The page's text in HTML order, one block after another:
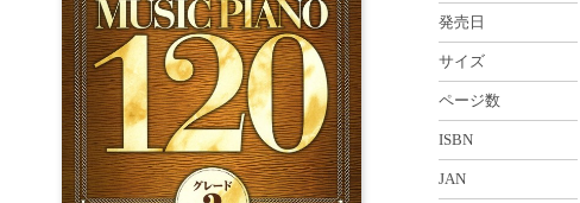
発売日
サイズ
ページ数
ISBN
JAN